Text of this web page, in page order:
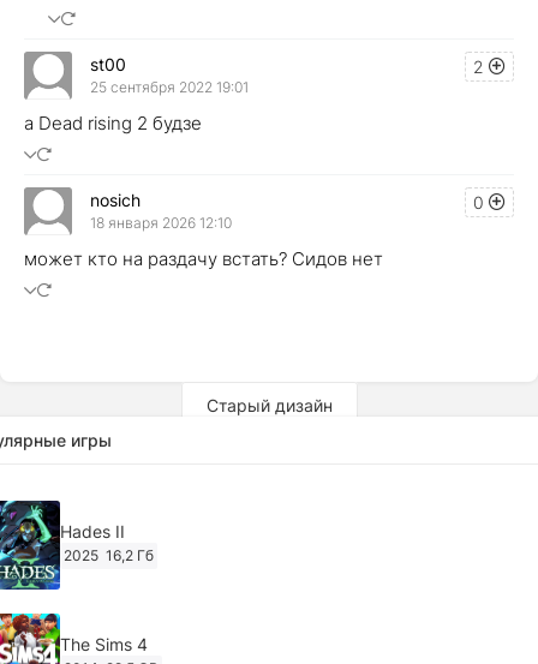
2
st00
25 сентября 2022 19:01
а Dead rising 2 будзе
0
nosich
18 января 2026 12:10
может кто на раздачу встать? Сидов нет
Старый дизайн
игры
Hades II
2025 16,2 Гб
The Sims 4